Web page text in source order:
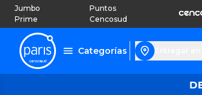
Jumbo
Prime
Puntos
Cencosud
Categorías